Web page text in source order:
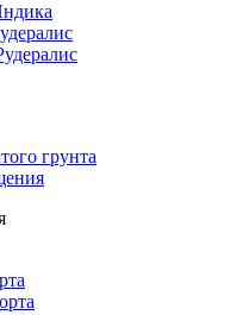
грунта